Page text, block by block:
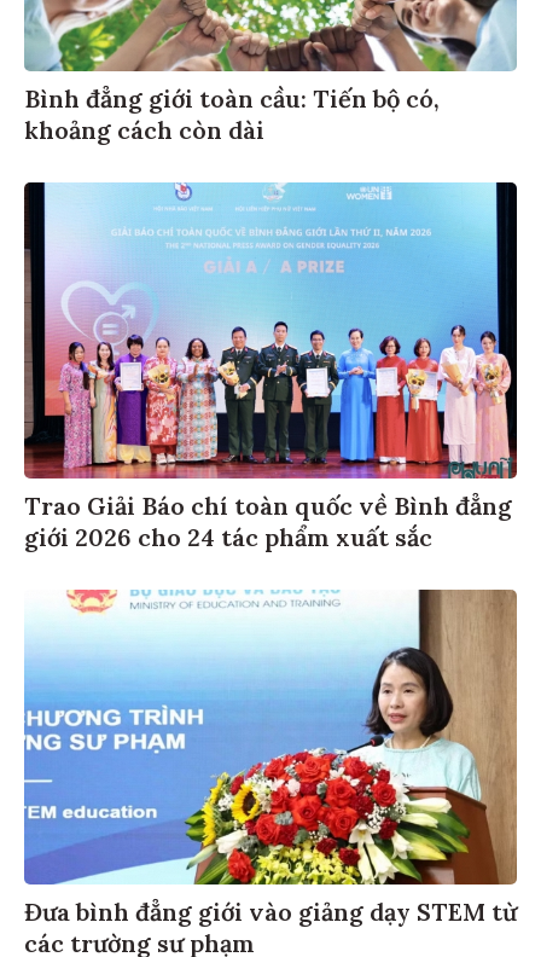
Bình đẳng giới toàn cầu: Tiến bộ có,
khoảng cách còn dài
Trao Giải Báo chí toàn quốc về Bình đẳng
giới 2026 cho 24 tác phẩm xuất sắc
Đưa bình đẳng giới vào giảng dạy STEM từ
các trường sư phạm